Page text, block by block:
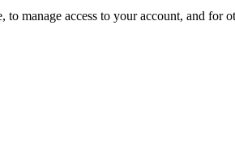
manage access to your account, and for